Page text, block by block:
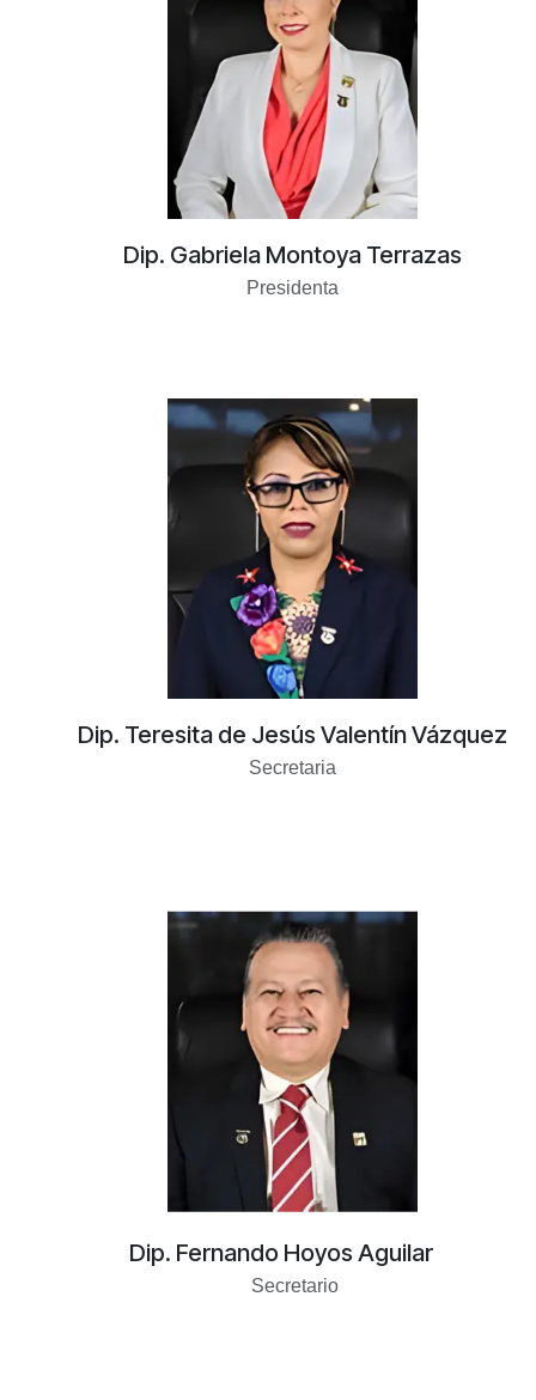
​Dip. Gabriela Montoya Terrazas
​Presidenta
Dip. Teresita de Jesús Valentín Vázquez
Secretaria
Dip. Fernando Hoyos Aguilar
Secretario